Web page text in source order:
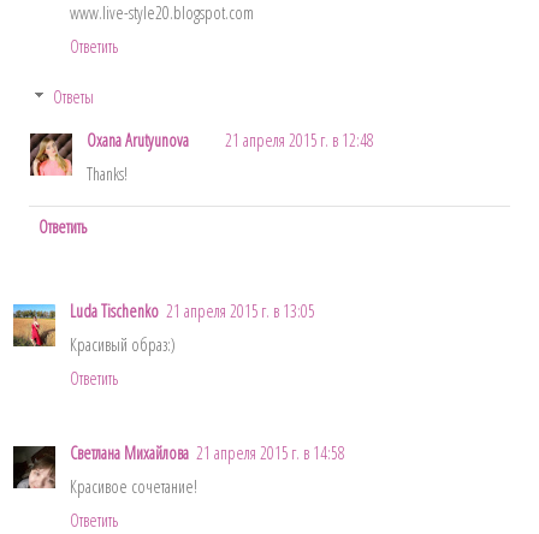
www.live-style20.blogspot.com
Ответить
Ответы
Oxana Arutyunova
21 апреля 2015 г. в 12:48
Thanks!
Ответить
Luda Tischenko 21 апреля 2015 г. в 13:05
Красивый образ:)
Ответить
Светлана Михайлова 21 апреля 2015 г. в 14:58
Красивое сочетание!
Ответить